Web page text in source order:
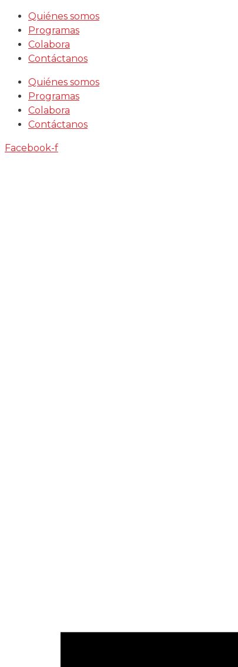
Saltar
contenido
Quiénes somos
Programas
Colabora
Contáctanos
Quiénes somos
Programas
Colabora
Contáctanos
Facebook-f